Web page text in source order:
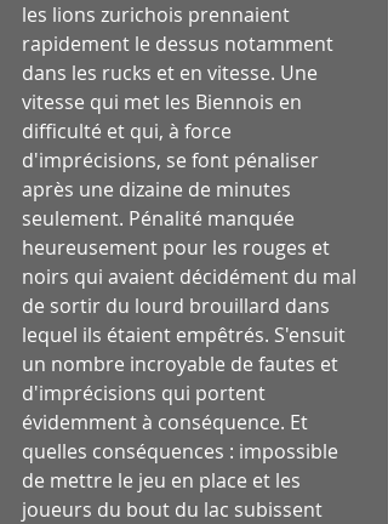
les lions zurichois prennaient
rapidement le dessus notamment
dans les rucks et en vitesse. Une
vitesse qui met les Biennois en
difficulté et qui, à force
d'imprécisions, se font pénaliser
après une dizaine de minutes
seulement. Pénalité manquée
heureusement pour les rouges et
noirs qui avaient décidément du mal
de sortir du lourd brouillard dans
lequel ils étaient empêtrés. S'ensuit
un nombre incroyable de fautes et
d'imprécisions qui portent
évidemment à conséquence. Et
quelles conséquences : impossible
de mettre le jeu en place et les
joueurs du bout du lac subissent